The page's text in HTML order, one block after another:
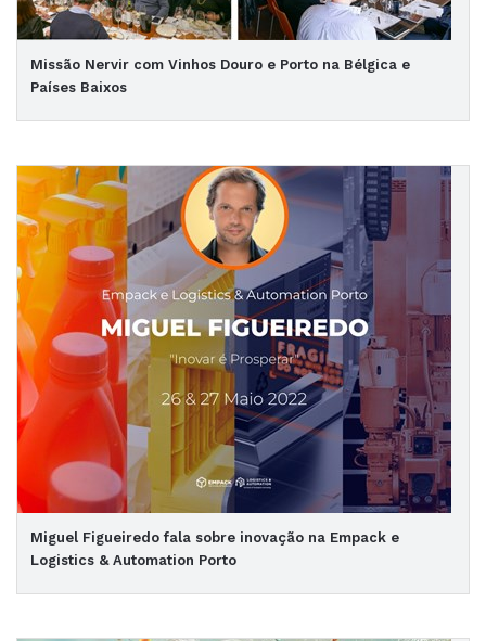
Missão Nervir com Vinhos Douro e Porto na Bélgica e
Países Baixos
Miguel Figueiredo fala sobre inovação na Empack e
Logistics & Automation Porto